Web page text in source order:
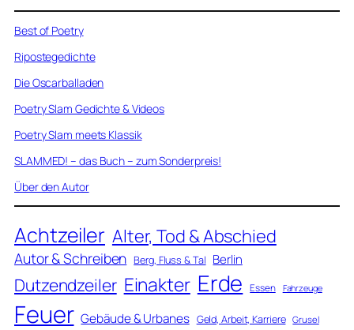
Best of Poetry
Ripostegedichte
Die Oscarballaden
Poetry Slam Gedichte & Videos
Poetry Slam meets Klassik
SLAMMED! – das Buch – zum Sonderpreis!
Über den Autor
Achtzeiler Alter, Tod & Abschied
Autor & Schreiben Berg, Fluss & Tal Berlin
Dutzendzeiler Einakter Erde Essen Fahrzeuge
Feuer Gebäude & Urbanes Geld, Arbeit, Karriere Grusel